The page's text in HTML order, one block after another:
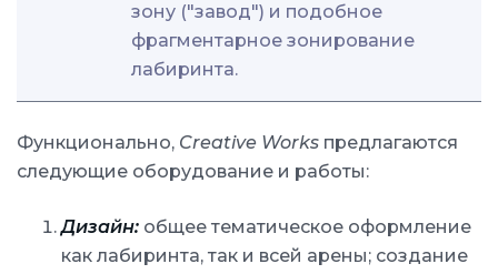
зону ("завод") и подобное
фрагментарное зонирование
лабиринта.
Функционально, Creative Works предлагаются
следующие оборудование и работы:
Дизайн: общее тематическое оформление
как лабиринта, так и всей арены; создание